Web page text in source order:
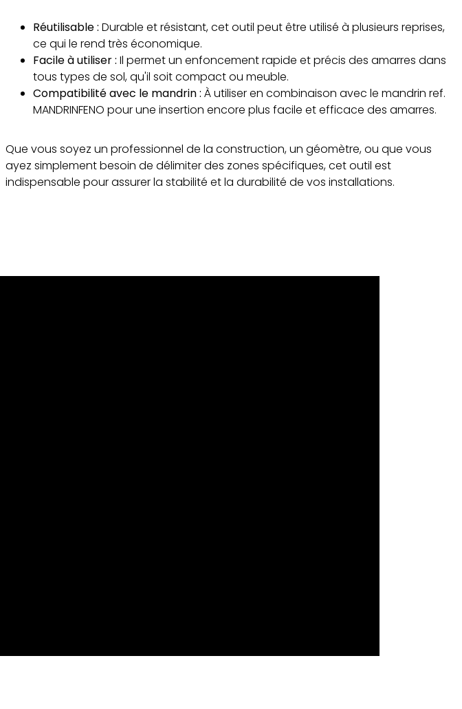
Réutilisable : Durable et résistant, cet outil peut être utilisé à plusieurs reprises,
ce qui le rend très économique.
Facile à utiliser : Il permet un enfoncement rapide et précis des amarres dans
tous types de sol, qu'il soit compact ou meuble.
Compatibilité avec le mandrin : À utiliser en combinaison avec le mandrin ref.
MANDRINFENO pour une insertion encore plus facile et efficace des amarres.
Que vous soyez un professionnel de la construction, un géomètre, ou que vous
ayez simplement besoin de délimiter des zones spécifiques, cet outil est
indispensable pour assurer la stabilité et la durabilité de vos installations.